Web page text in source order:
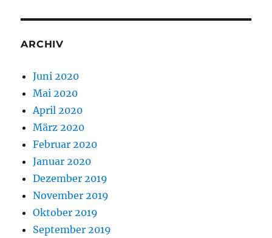
ARCHIV
Juni 2020
Mai 2020
April 2020
März 2020
Februar 2020
Januar 2020
Dezember 2019
November 2019
Oktober 2019
September 2019